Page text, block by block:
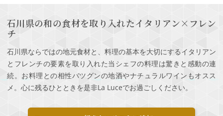
石川県の和の食材を取り入れたイタリアン×フレン
チ
石川県ならではの地元食材と、料理の基本を大切にするイタリアン
とフレンチの要素を取り入れた当シェフの料理は驚きと感動の連
続。お料理との相性バツグンの地酒やナチュラルワインもオスス
メ。心に残るひとときを是非La Luceでお過ごしください。